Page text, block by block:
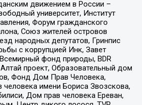
движением в России –
университет, Институт
Форум гражданского
Союз жителей островов
народных депутатов, Гринпис
с коррупцией Инк, Завет
фонд природы, BDR
проект, Образовательный дом
Фонд Дом Прав Человека,
человека имени Бориса Звозскова,
Дом прав человека Ереван,